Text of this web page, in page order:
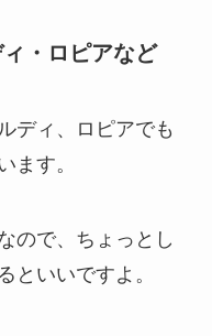
・ロピアなど
ディ、ロピアでも
ます。
ので、ちょっとし
といいですよ。